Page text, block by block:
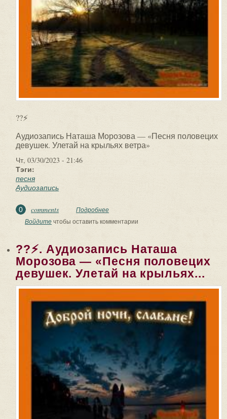
??⚡
Аудиозапись Наташа Морозова — «Песня половецих
девушек. Улетай на крыльях ветра»
Чт, 03/30/2023 - 21:46
Тэги:
песня
Аудиозапись
0 comments Подробнее
— «Песня половецих девушек. Улетай
Войдитечтобы оставить комментарии
??⚡. Аудиозапись Наташа
Морозова — «Песня половецих
девушек. Улетай на крыльях...